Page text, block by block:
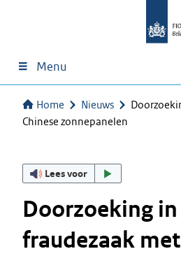
Menu
Home Nieuws
Chinese zonnepanelen
Lees voor
Doorzoeking in
fraudezaak